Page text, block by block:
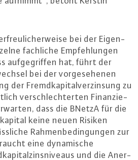
bei der Ei­gen­
fachliche Emp­feh­lun­gen
auf­ge­grif­fen hat, führt der
bei der vor­ge­se­he­nen
der Fremd­ka­pi­tal­ver­zin­sung zu
ver­schlech­ter­ten Fi­nan­zie­
dass die BNetzA für die
keine neuen Risiken
Rah­men­be­din­gun­gen zur
eine dy­na­mi­sche
und die An­er­